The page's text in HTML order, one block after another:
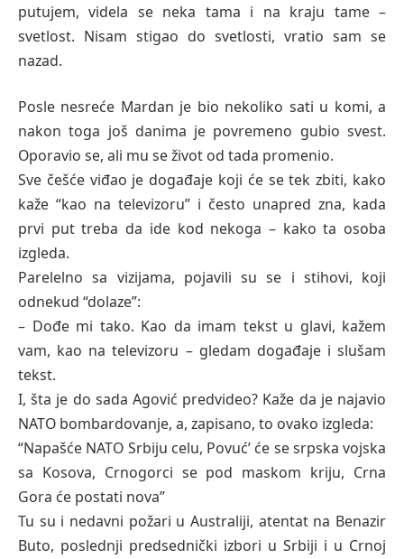
putujem, videla se neka tama i na kraju tame –
svetlost. Nisam stigao do svetlosti, vratio sam se
nazad.
Posle nesreće Mardan je bio nekoliko sati u komi, a
nakon toga još danima je povremeno gubio svest.
Oporavio se, ali mu se život od tada promenio.
Sve češće viđao je događaje koji će se tek zbiti, kako
kaže “kao na televizoru” i često unapred zna, kada
prvi put treba da ide kod nekoga – kako ta osoba
izgleda.
Parelelno sa vizijama, pojavili su se i stihovi, koji
odnekud “dolaze”:
– Dođe mi tako. Kao da imam tekst u glavi, kažem
vam, kao na televizoru – gledam događaje i slušam
tekst.
I, šta je do sada Agović predvideo? Kaže da je najavio
NATO bombardovanje, a, zapisano, to ovako izgleda:
“Napašće NATO Srbiju celu, Povuć’ će se srpska vojska
sa Kosova, Crnogorci se pod maskom kriju, Crna
Gora će postati nova”
Tu su i nedavni požari u Australiji, atentat na Benazir
Buto, poslednji predsednički izbori u Srbiji i u Crnoj